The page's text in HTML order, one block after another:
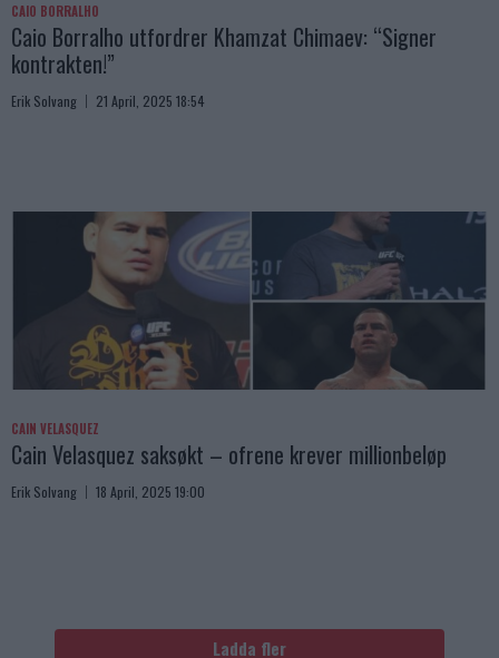
CAIO BORRALHO
Caio Borralho utfordrer Khamzat Chimaev: “Signer
kontrakten!”
Erik Solvang 21 April, 2025 18:54
CAIN VELASQUEZ
Cain Velasquez saksøkt – ofrene krever millionbeløp
Erik Solvang 18 April, 2025 19:00
Ladda fler